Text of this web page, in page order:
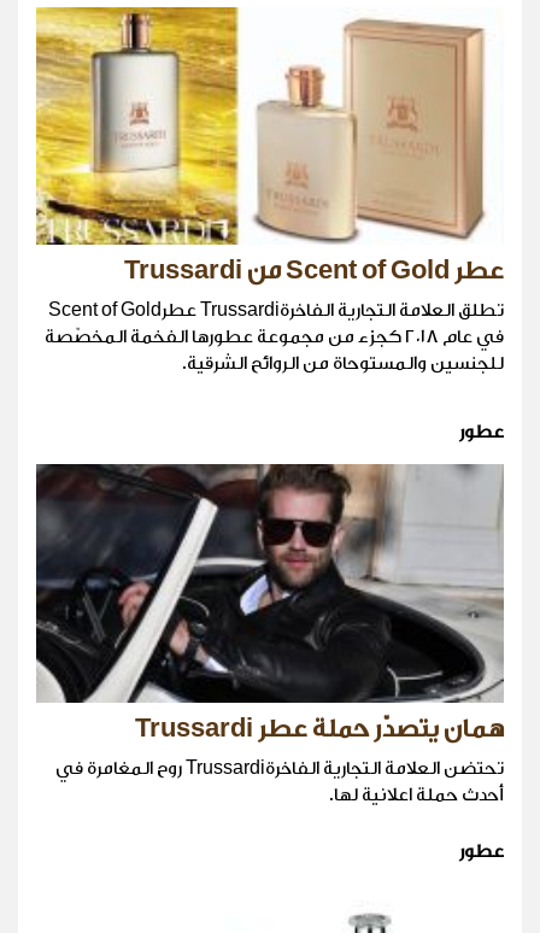
عطر Scent of Gold من Trussardi
تطلق العلامة التجارية الفاخرةTrussardi عطرScent of Gold
في عام ٢٠١٨ كجزء من مجموعة عطورها الفخمة المخصّصة
للجنسين والمستوحاة من الروائح الشرقية.
عطور
همان يتصدّر حملة عطر Trussardi
تحتضن العلامة التجارية الفاخرةTrussardi روح المغامرة في
أحدث حملة اعلانية لها.
عطور